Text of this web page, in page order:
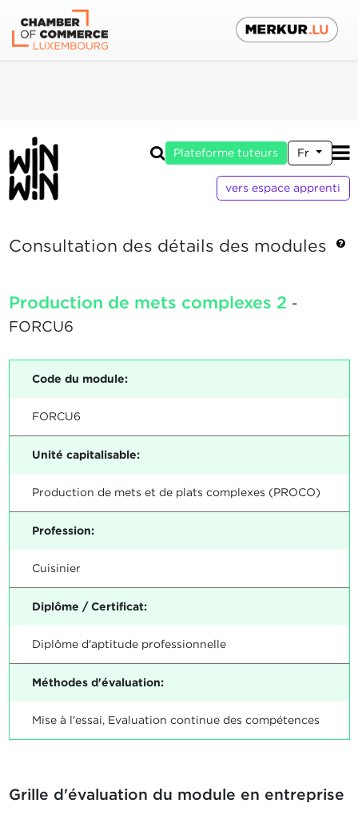
Plateforme tuteurs Fr
vers espace apprenti
Consultation des détails des modules
Production de mets complexes 2 -
FORCU6
Code du module:
FORCU6
Unité capitalisable:
Production de mets et de plats complexes (PROCO)
Profession:
Cuisinier
Diplôme / Certificat:
Diplôme d'aptitude professionnelle
Méthodes d'évaluation:
Mise à l'essai, Evaluation continue des compétences
Grille d'évaluation du module en entreprise